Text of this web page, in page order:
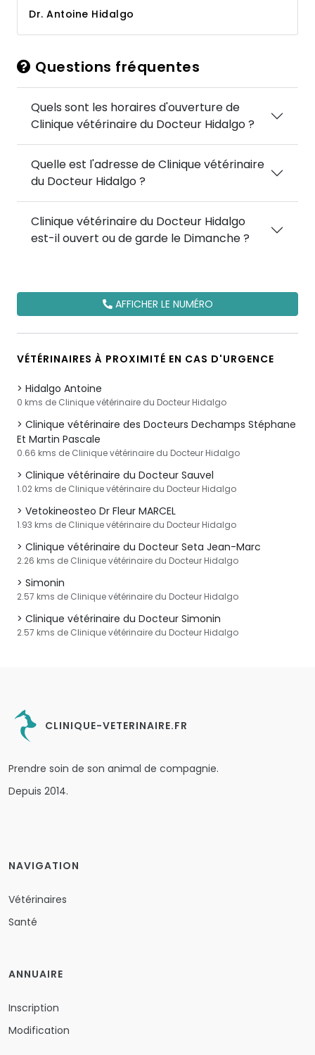
Dr. Antoine Hidalgo
Questions fréquentes
Quels sont les horaires d'ouverture de
Clinique vétérinaire du Docteur Hidalgo ?
Quelle est l'adresse de Clinique vétérinaire
du Docteur Hidalgo ?
Clinique vétérinaire du Docteur Hidalgo
est-il ouvert ou de garde le Dimanche ?
AFFICHER LE NUMÉRO
VÉTÉRINAIRES À PROXIMITÉ EN CAS D'URGENCE
Hidalgo Antoine
0 kms de Clinique vétérinaire du Docteur Hidalgo
Clinique vétérinaire des Docteurs Dechamps Stéphane
Et Martin Pascale
0.66 kms de Clinique vétérinaire du Docteur Hidalgo
Clinique vétérinaire du Docteur Sauvel
1.02 kms de Clinique vétérinaire du Docteur Hidalgo
Vetokineosteo Dr Fleur MARCEL
1.93 kms de Clinique vétérinaire du Docteur Hidalgo
Clinique vétérinaire du Docteur Seta Jean-Marc
2.26 kms de Clinique vétérinaire du Docteur Hidalgo
Simonin
2.57 kms de Clinique vétérinaire du Docteur Hidalgo
Clinique vétérinaire du Docteur Simonin
2.57 kms de Clinique vétérinaire du Docteur Hidalgo
CLINIQUE-VETERINAIRE.FR
Prendre soin de son animal de compagnie.
Depuis 2014.
NAVIGATION
Vétérinaires
Santé
ANNUAIRE
Inscription
Modification